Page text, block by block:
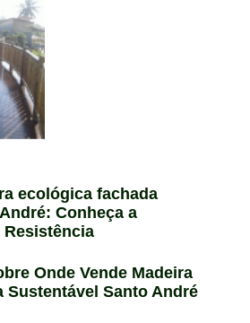
ecológica fachada
Conheça a
Onde Vende Madeira
Sustentável Santo André